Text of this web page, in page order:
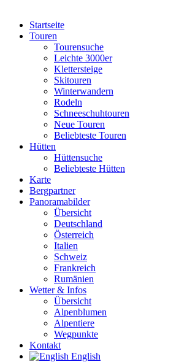
Startseite
Touren
Tourensuche
Leichte 3000er
Klettersteige
Skitouren
Winterwandern
Rodeln
Schneeschuhtouren
Neue Touren
Beliebteste Touren
Hütten
Hüttensuche
Beliebteste Hütten
Karte
Bergpartner
Panoramabilder
Übersicht
Deutschland
Österreich
Italien
Schweiz
Frankreich
Rumänien
Wetter & Infos
Übersicht
Alpenblumen
Alpentiere
Wegpunkte
Kontakt
English